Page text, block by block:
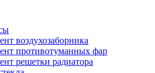
воздухозаборника
противотуманных фар
решетки радиатора